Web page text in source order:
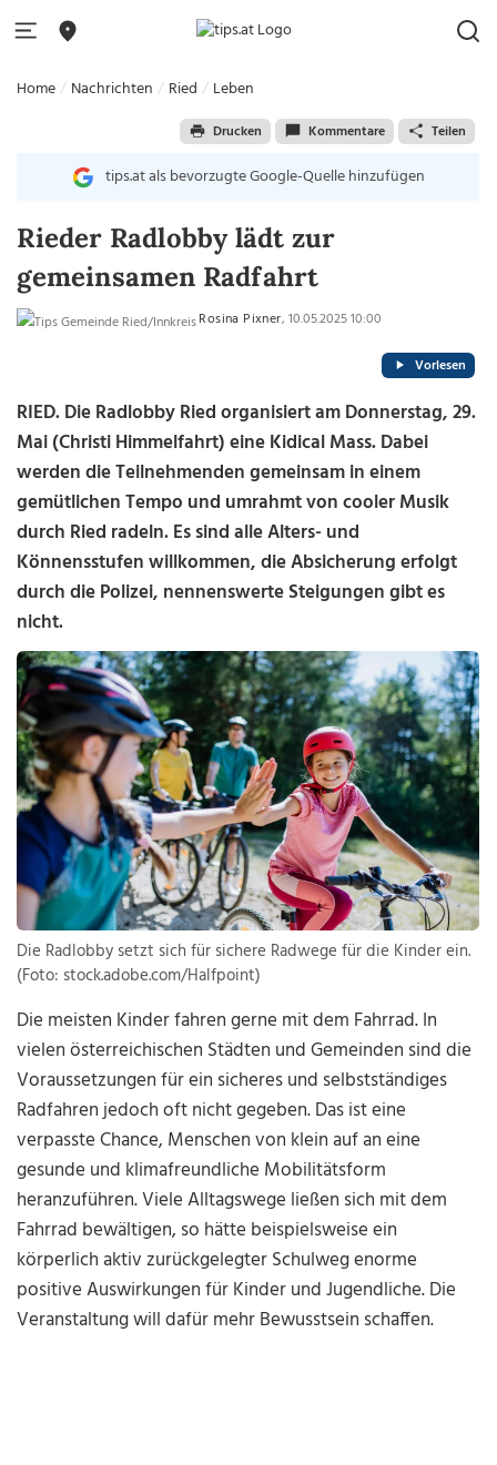
Home Nachrichten Ried Leben
Drucken Kommentare Teilen
tips.at als bevorzugte Google-Quelle hinzufügen
Rieder Radlobby lädt zur
gemeinsamen Radfahrt
Rosina Pixner, 10.05.2025 10:00
Vorlesen
RIED. Die Radlobby Ried organisiert am Donnerstag, 29.
Mai (Christi Himmelfahrt) eine Kidical Mass. Dabei
werden die Teilnehmenden gemeinsam in einem
gemütlichen Tempo und umrahmt von cooler Musik
durch Ried radeln. Es sind alle Alters- und
Könnensstufen willkommen, die Absicherung erfolgt
durch die Polizei, nennenswerte Steigungen gibt es
nicht.
Die Radlobby setzt sich für sichere Radwege für die Kinder ein.
(Foto: stock.adobe.com/Halfpoint)
Die meisten Kinder fahren gerne mit dem Fahrrad. In
vielen österreichischen Städten und Gemeinden sind die
Voraussetzungen für ein sicheres und selbstständiges
Radfahren jedoch oft nicht gegeben. Das ist eine
verpasste Chance, Menschen von klein auf an eine
gesunde und klimafreundliche Mobilitätsform
heranzuführen. Viele Alltagswege ließen sich mit dem
Fahrrad bewältigen, so hätte beispielsweise ein
körperlich aktiv zurückgelegter Schulweg enorme
positive Auswirkungen für Kinder und Jugendliche. Die
Veranstaltung will dafür mehr Bewusstsein schaffen.